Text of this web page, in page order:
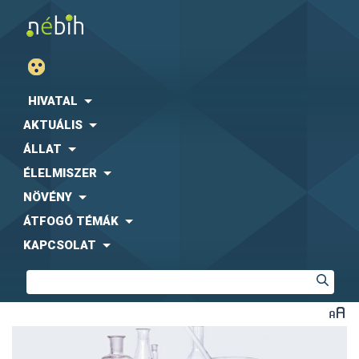
HIVATAL
AKTUÁLIS
ÁLLAT
ÉLELMISZER
NÖVÉNY
ÁTFOGÓ TÉMÁK
KAPCSOLAT